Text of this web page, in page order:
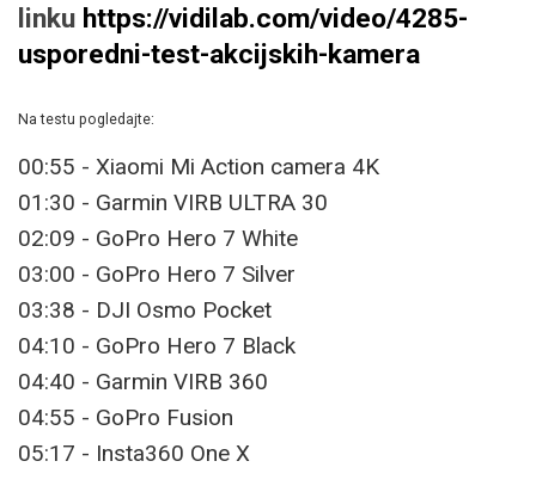
linku https://vidilab.com/video/4285-
usporedni-test-akcijskih-kamera
Na testu pogledajte:
00:55 - Xiaomi Mi Action camera 4K
01:30 - Garmin VIRB ULTRA 30
02:09 - GoPro Hero 7 White
03:00 - GoPro Hero 7 Silver
03:38 - DJI Osmo Pocket
04:10 - GoPro Hero 7 Black
04:40 - Garmin VIRB 360
04:55 - GoPro Fusion
05:17 - Insta360 One X